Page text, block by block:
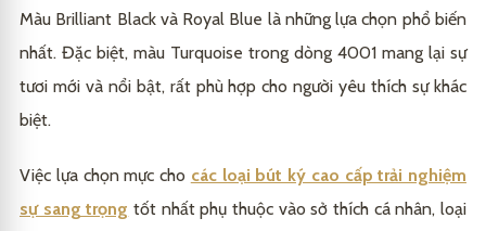
Màu Brilliant Black và Royal Blue là những lựa chọn phổ biến
nhất. Đặc biệt, màu Turquoise trong dòng 4001 mang lại sự
tươi mới và nổi bật, rất phù hợp cho người yêu thích sự khác
biệt.
Việc lựa chọn mực cho các loại bút ký cao cấp trải nghiệm
sự sang trọng tốt nhất phụ thuộc vào sở thích cá nhân, loại